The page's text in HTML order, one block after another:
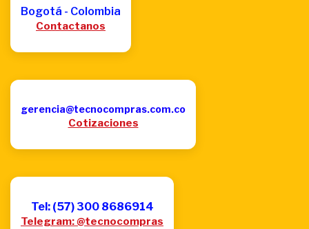
Bogotá - Colombia
Contactanos
gerencia@tecnocompras.com.co
Cotizaciones
Tel: (57) 300 8686914
Telegram: @tecnocompras